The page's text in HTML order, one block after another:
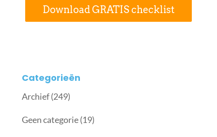
Download GRATIS checklist
Categorieën
Archief(249)
Geen categorie(19)